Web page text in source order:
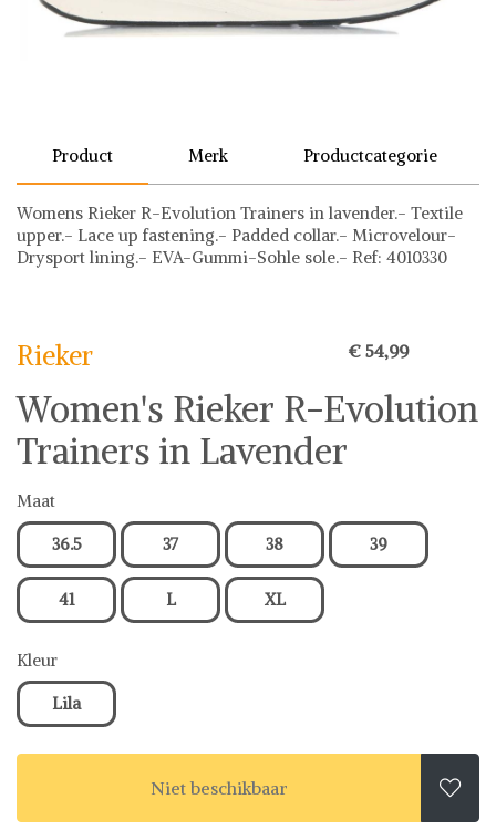
Product Merk Productcategorie
Womens Rieker R-Evolution Trainers in lavender.- Textile
upper.- Lace up fastening.- Padded collar.- Microvelour-
Drysport lining.- EVA-Gummi-Sohle sole.- Ref: 4010330
Rieker € 54,99
Women's Rieker R-Evolution
Trainers in Lavender
Maat
36.5 37 38 39
41 L XL
Kleur
Lila
Niet beschikbaar 